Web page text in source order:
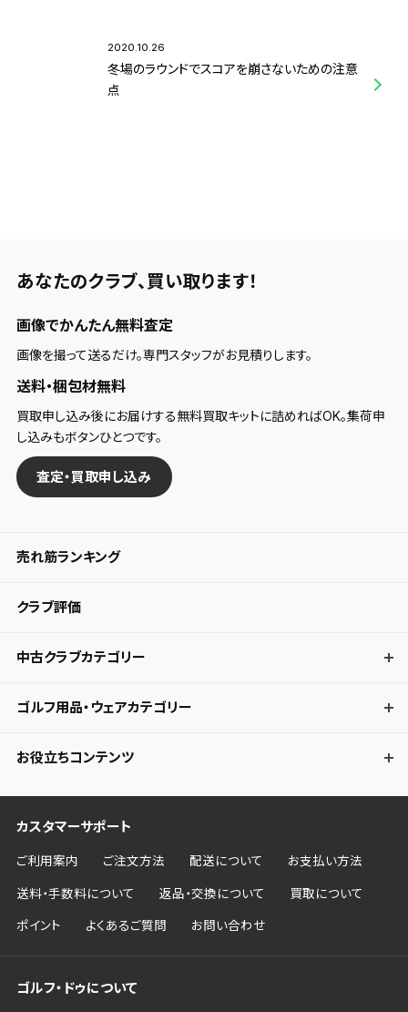
2020.10.26
冬場のラウンドでスコアを崩さないための注意
点
あなたのクラブ、 買い取ります！
画像でかんたん無料査定
画像を撮って送るだけ。専門スタッフがお見積りします。
送料・梱包材無料
買取申し込み後にお届けする無料買取キットに詰めればOK。集荷申
し込みもボタンひとつです。
査定・買取申し込み
売れ筋ランキング
クラブ評価
中古クラブカテゴリー
ゴルフ用品・ウェアカテゴリー
お役立ちコンテンツ
カスタマーサポート
ご利用案内 ご注文方法 配送について お支払い方法
送料・手数料について 返品・交換について 買取について
ポイント よくあるご質問 お問い合わせ
ゴルフ・ドゥについて